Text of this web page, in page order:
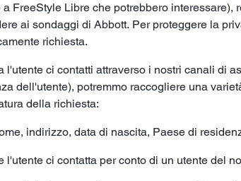
a FreeStyle Libre che potrebbero
ai sondaggi di Abbott. Per proteggere la
richiesta.
l'utente ci contatti attraverso i nostri canali di
dell'utente), potremmo raccogliere una
della richiesta:
indirizzo, data di nascita, Paese di
l'utente ci contatta per conto di un utente del